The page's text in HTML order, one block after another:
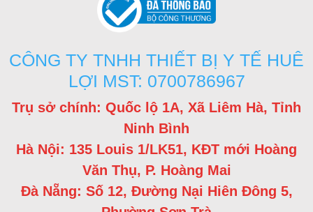
CÔNG TY TNHH THIẾT BỊ Y TẾ HUÊ
LỢI MST: 0700786967
Trụ sở chính: Quốc lộ 1A, Xã Liêm Hà, Tỉnh
Ninh Bình
Hà Nội: 135 Louis 1/LK51, KĐT mới Hoàng
Văn Thụ, P. Hoàng Mai
Đà Nẵng: Số 12, Đường Nại Hiên Đông 5,